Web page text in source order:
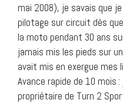
mai 2008), je savais que
pilotage sur circuit dès
la moto pendant 30 ans
jamais mis les pieds sur
avait mis en exergue mes
Avance rapide de 10 mois
propriétaire de Turn 2